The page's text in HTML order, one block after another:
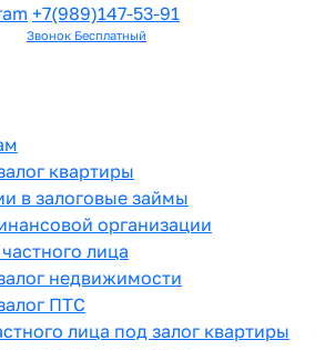
+7(989)147-53-91
Звонок Бесплатный
квартиры
в залоговые займы
организации
лица
недвижимости
ПТС
лица под залог квартиры